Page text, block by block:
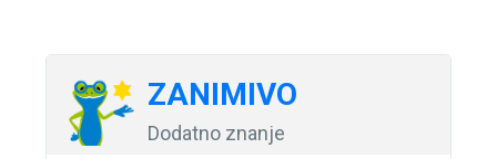
ZANIMIVO
Dodatno znanje